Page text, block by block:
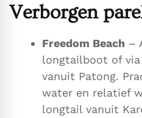
Verborgen
Freedom Beach –
longtailboot of
vanuit Patong.
water en relatief
longtail vanuit